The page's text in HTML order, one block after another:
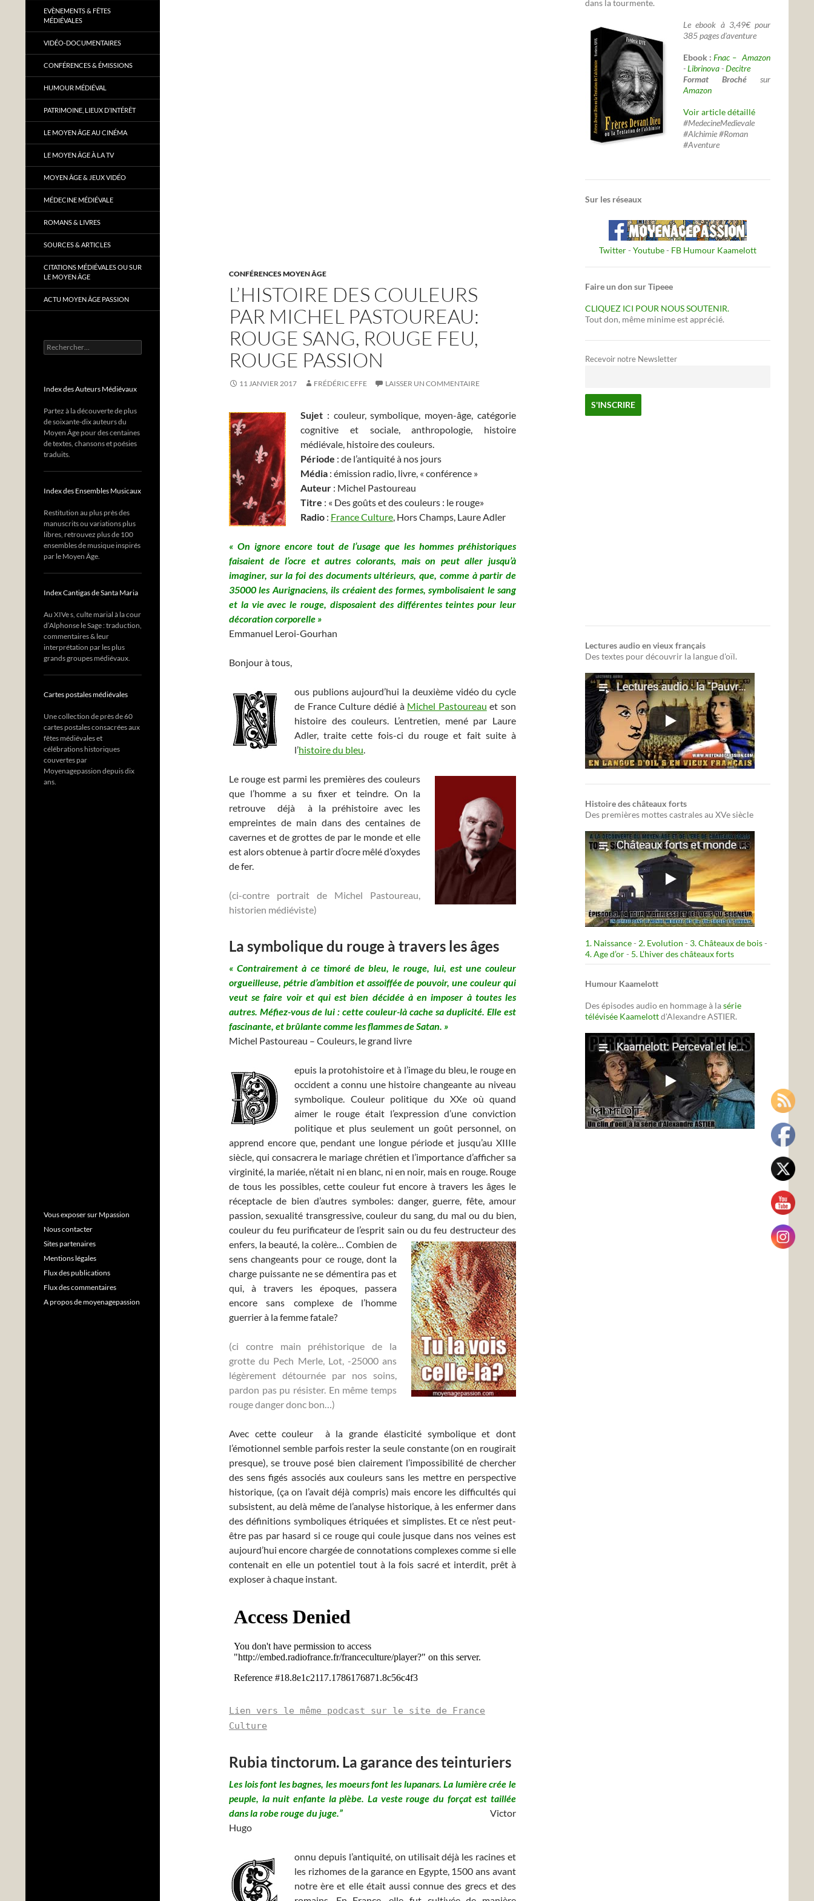
CONFÉRENCES MOYEN ÂGE
L’HISTOIRE DES COULEURS
PAR MICHEL PASTOUREAU:
ROUGE SANG, ROUGE FEU,
ROUGE PASSION
11 JANVIER 2017 FRÉDÉRIC EFFE LAISSER UN COMMENTAIRE
Sujet : couleur, symbolique, moyen-âge, catégorie
cognitive et sociale, anthropologie, histoire
médiévale, histoire des couleurs.
Période : de l’antiquité à nos jours
Média : émission radio, livre, « conférence »
Auteur : Michel Pastoureau
Titre : « Des goûts et des couleurs : le rouge»
Radio : France Culture, Hors Champs, Laure Adler
« On ignore encore tout de l’usage que les hommes préhistoriques
faisaient de l’ocre et autres colorants, mais on peut aller jusqu’à
imaginer, sur la foi des documents ultérieurs, que, comme à partir de
35000 les Aurignaciens, ils créaient des formes, symbolisaient le sang
et la vie avec le rouge, disposaient des différentes teintes pour leur
décoration corporelle »
Emmanuel Leroi-Gourhan
Bonjour à tous,
ous publions aujourd’hui la deuxième vidéo du cycle
de France Culture dédié à Michel Pastoureau et son
histoire des couleurs. L’entretien, mené par Laure
Adler, traite cette fois-ci du rouge et fait suite à
l’histoire du bleu.
Le rouge est parmi les premières des couleurs
que l’homme a su fixer et teindre. On la
retrouve déjà à la préhistoire avec les
empreintes de main dans des centaines de
cavernes et de grottes de par le monde et elle
est alors obtenue à partir d’ocre mêlé d’oxydes
de fer.
(ci-contre portrait de Michel Pastoureau,
historien médiéviste)
La symbolique du rouge à travers les âges
« Contrairement à ce timoré de bleu, le rouge, lui, est une couleur
orgueilleuse, pétrie d’ambition et assoiffée de pouvoir, une couleur qui
veut se faire voir et qui est bien décidée à en imposer à toutes les
autres. Méfiez-vous de lui : cette couleur-là cache sa duplicité. Elle est
fascinante, et brûlante comme les flammes de Satan. »
Michel Pastoureau – Couleurs, le grand livre
epuis la protohistoire et à l’image du bleu, le rouge en
occident a connu une histoire changeante au niveau
symbolique. Couleur politique du XXe où quand
aimer le rouge était l’expression d’une conviction
politique et plus seulement un goût personnel, on
apprend encore que, pendant une longue période et jusqu’au XIIIe
siècle, qui consacrera le mariage chrétien et l’importance d’afficher sa
virginité, la mariée, n’était ni en blanc, ni en noir, mais en rouge. Rouge
de tous les possibles, cette couleur fut encore à travers les âges le
réceptacle de bien d’autres symboles: danger, guerre, fête, amour
passion, sexualité transgressive, couleur du sang, du mal ou du bien,
couleur du feu purificateur de l’esprit sain ou du feu destructeur des
enfers, la beauté, la colère… Combien de
sens changeants pour ce rouge, dont la
charge puissante ne se démentira pas et
qui, à travers les époques, passera
encore sans complexe de l’homme
guerrier à la femme fatale?
(ci contre main préhistorique de la
grotte du Pech Merle, Lot, -25000 ans
légèrement détournée par nos soins,
pardon pas pu résister. En même temps
rouge danger donc bon…)
Avec cette couleur à la grande élasticité symbolique et dont
l’émotionnel semble parfois rester la seule constante (on en rougirait
presque), se trouve posé bien clairement l’impossibilité de chercher
des sens figés associés aux couleurs sans les mettre en perspective
historique, (ça on l’avait déjà compris) mais encore les difficultés qui
subsistent, au delà même de l’analyse historique, à les enfermer dans
des définitions symboliques étriquées et simplistes. Et ce n’est peut-
être pas par hasard si ce rouge qui coule jusque dans nos veines est
aujourd’hui encore chargée de connotations complexes comme si elle
contenait en elle un potentiel tout à la fois sacré et interdit, prêt à
exploser à chaque instant.
Lien vers le même podcast sur le site de France
Culture
Rubia tinctorum. La garance des teinturiers
Les lois font les bagnes, les moeurs font les lupanars. La lumière crée le
peuple, la nuit enfante la plèbe. La veste rouge du forçat est taillée
dans la robe rouge du juge.” Victor
Hugo
onnu depuis l’antiquité, on utilisait déjà les racines et
les rizhomes de la garance en Egypte, 1500 ans avant
notre ère et elle était aussi connue des grecs et des
dans la tourmente.
Le ebook à 3,49€ pour
385 pages d'aventure
Ebook :Fnac – Amazon
-Librinova-Decitre
Format Broché sur
Amazon
Voir article détaillé
#MedecineMedievale
#Alchimie #Roman
#Aventure
Sur les réseaux
Twitter- Youtube- FB Humour Kaamelott
Faire un don sur Tipeee
CLIQUEZ ICI POUR NOUS SOUTENIR.
Tout don, même minime est apprécié.
Recevoir notre Newsletter
Lectures audio en vieux français
Des textes pour découvrir la langue d'oïl.
Histoire des châteaux forts
Des premières mottes castrales au XVe siècle
1. Naissance- 2. Evolution - 3. Châteaux de bois-
4. Age d’or- 5. L’hiver des châteaux forts
Humour Kaamelott
Des épisodes audio en hommage à lasérie
télévisée Kaamelottd'Alexandre ASTIER.
EVÈNEMENTS & FÊTES
MÉDIÉVALES
VIDÉO-DOCUMENTAIRES
CONFÉRENCES & ÉMISSIONS
HUMOUR MÉDIÉVAL
PATRIMOINE, LIEUX D’INTÉRÊT
LE MOYEN ÂGE AU CINÉMA
LE MOYEN ÂGE À LA TV
MOYEN ÂGE & JEUX VIDÉO
MÉDECINE MÉDIÉVALE
ROMANS & LIVRES
SOURCES & ARTICLES
CITATIONS MÉDIÉVALES OU SUR
LE MOYEN ÂGE
ACTU MOYEN ÂGE PASSION
Rechercher :
Index des Auteurs Médiévaux
Partez à la découverte de plus
de soixante-dix auteurs du
Moyen Âge pour des centaines
de textes, chansons et poésies
traduits.
Index des Ensembles Musicaux
Restitution au plus près des
manuscrits ou variations plus
libres, retrouvez plus de 100
ensembles de musique inspirés
par le Moyen Âge.
Index Cantigas de Santa Maria
Au XIVe s, culte marial à la cour
d’Alphonse le Sage : traduction,
commentaires & leur
interprétation par les plus
grands groupes médiévaux.
Cartes postales médiévales
Une collection de près de 60
cartes postales consacrées aux
fêtes médiévales et
célébrations historiques
couvertes par
Moyenagepassion depuis dix
ans.
Vous exposer sur Mpassion
Nous contacter
Sites partenaires
Mentions légales
Flux des publications
Flux des commentaires
A propos de moyenagepassion